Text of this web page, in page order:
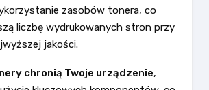
zasobów tonera, co
liczbę wydrukowanych stron przy
jakości.
chronią Twoje urządzenie,